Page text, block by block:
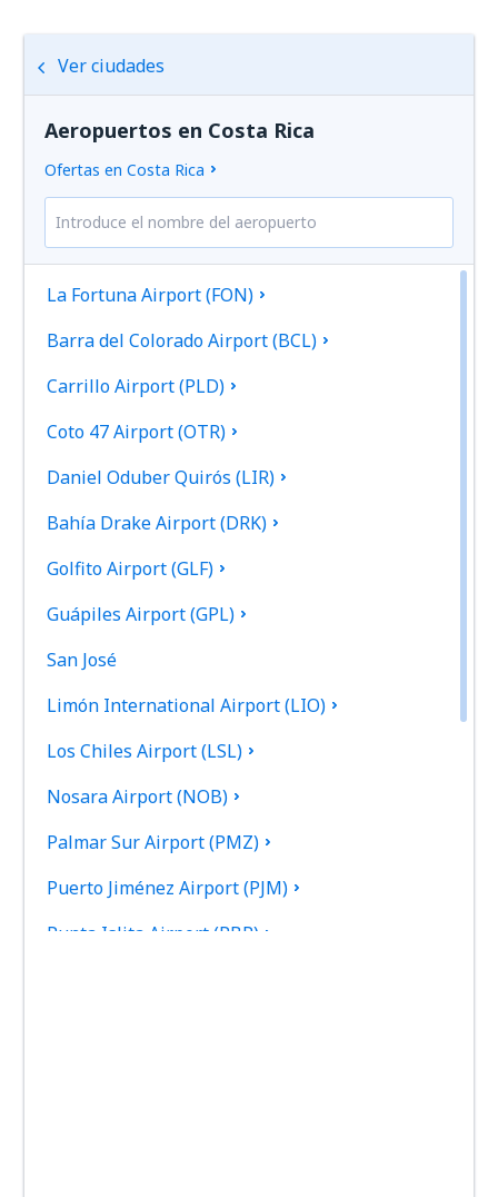
Ver ciudades
Aeropuertos en Costa Rica
Ofertas en Costa Rica
La Fortuna Airport (FON)
Barra del Colorado Airport (BCL)
Carrillo Airport (PLD)
Coto 47 Airport (OTR)
Daniel Oduber Quirós (LIR)
Bahía Drake Airport (DRK)
Golfito Airport (GLF)
Guápiles Airport (GPL)
San José
Limón International Airport (LIO)
Los Chiles Airport (LSL)
Nosara Airport (NOB)
Palmar Sur Airport (PMZ)
Puerto Jiménez Airport (PJM)
Punta Islita Airport (PBP)